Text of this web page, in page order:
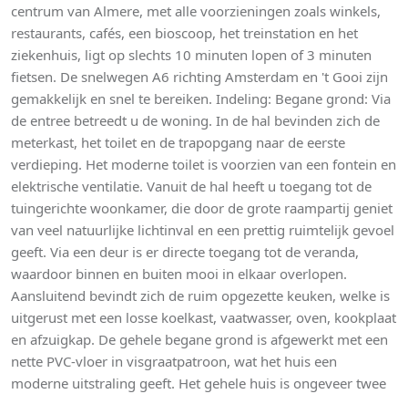
centrum van Almere, met alle voorzieningen zoals winkels,
restaurants, cafés, een bioscoop, het treinstation en het
ziekenhuis, ligt op slechts 10 minuten lopen of 3 minuten
fietsen. De snelwegen A6 richting Amsterdam en 't Gooi zijn
gemakkelijk en snel te bereiken. Indeling: Begane grond: Via
de entree betreedt u de woning. In de hal bevinden zich de
meterkast, het toilet en de trapopgang naar de eerste
verdieping. Het moderne toilet is voorzien van een fontein en
elektrische ventilatie. Vanuit de hal heeft u toegang tot de
tuingerichte woonkamer, die door de grote raampartij geniet
van veel natuurlijke lichtinval en een prettig ruimtelijk gevoel
geeft. Via een deur is er directe toegang tot de veranda,
waardoor binnen en buiten mooi in elkaar overlopen.
Aansluitend bevindt zich de ruim opgezette keuken, welke is
uitgerust met een losse koelkast, vaatwasser, oven, kookplaat
en afzuigkap. De gehele begane grond is afgewerkt met een
nette PVC-vloer in visgraatpatroon, wat het huis een
moderne uitstraling geeft. Het gehele huis is ongeveer twee